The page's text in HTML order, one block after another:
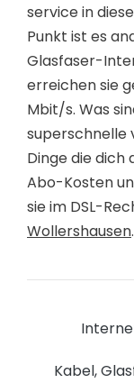
service in
Punkt ist es
Glasfaser-
erreichen sie
Mbit/s. Was
superschnelle
Dinge die
Abo-Kosten
sie im DSL-
Wollershausen.
Kabel,